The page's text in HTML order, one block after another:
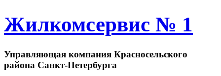
Жилкомсервис № 1
Управляющая компания Красносельского
района Санкт-Петербурга